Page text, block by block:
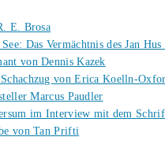
E. Brosa
Das Vermächtnis des Jan
von Dennis Kazek
von Erica Koelln-
Marcus Paudler
im Interview mit dem
von Tan Prifti